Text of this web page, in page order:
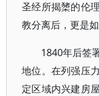
圣经所揭橥的伦
教分离后，更是如
1840年后签
地位。在列强压
定区域内兴建房